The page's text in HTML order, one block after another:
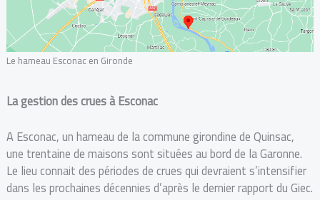
Le hameau Esconac en Gironde
La gestion des crues à Esconac
A Esconac, un hameau de la commune girondine de Quinsac,
une trentaine de maisons sont situées au bord de la Garonne.
Le lieu connait des périodes de crues qui devraient s’intensifier
dans les prochaines décennies d’après le dernier rapport du Giec.